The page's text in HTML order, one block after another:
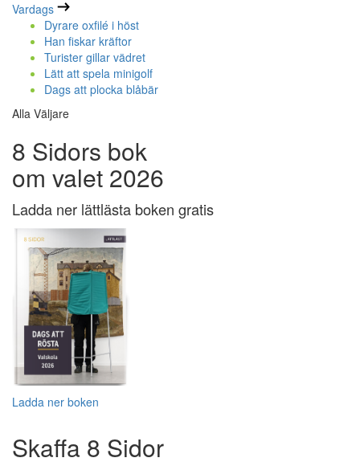
Vardags
Dyrare oxfilé i höst
Han fiskar kräftor
Turister gillar vädret
Lätt att spela minigolf
Dags att plocka blåbär
Alla Väljare
8 Sidors bok
om valet 2026
Ladda ner lättlästa boken gratis
Ladda ner boken
Skaffa 8 Sidor